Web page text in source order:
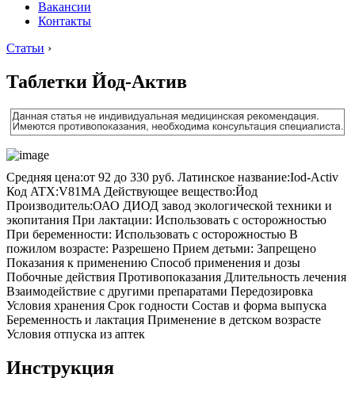
Вакансии
Контакты
Статьи ›
Таблетки Йод-Актив
Средняя цена:от 92 до 330 руб. Латинское название:Iod-Activ
Код ATX:V81MA Действующее вещество:Йод
Производитель:ОАО ДИОД завод экологической техники и
экопитания При лактации: Использовать с осторожностью
При беременности: Использовать с осторожностью В
пожилом возрасте: Разрешено Прием детьми: Запрещено
Показания к применению Способ применения и дозы
Побочные действия Противопоказания Длительность лечения
Взаимодействие с другими препаратами Передозировка
Условия хранения Срок годности Состав и форма выпуска
Беременность и лактация Применение в детском возрасте
Условия отпуска из аптек
Инструкция